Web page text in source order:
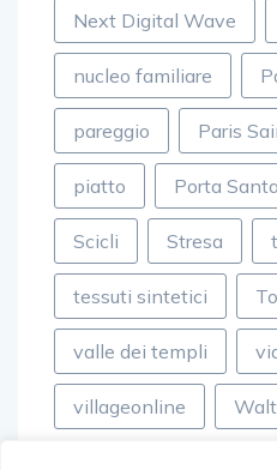
Next Digital Wave
nucleo familiare
pareggio Paris
piatto Porta
Scicli Stresa
tessuti sintetici
valle dei templi
villageonline